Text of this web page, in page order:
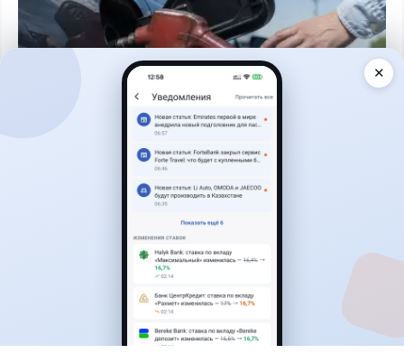
0
4 августа 2026 г., 10:17
Въезд в Казахстан изменят: иностранцам
понадобится разрешение
✕